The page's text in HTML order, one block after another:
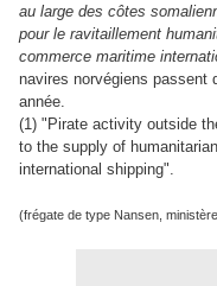
au large des côtes
pour le ravitaillement
commerce maritime
navires norvégiens passent
année.
(1) "Pirate activity outside
to the supply of
international shipping".
(frégate de type Nansen,